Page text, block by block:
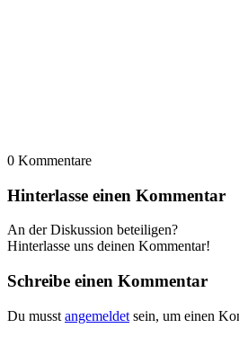
0 Kommentare
Hinterlasse einen Kommentar
An der Diskussion beteiligen?
Hinterlasse uns deinen Kommentar!
Schreibe einen Kommentar
Du musst angemeldet sein, um einen